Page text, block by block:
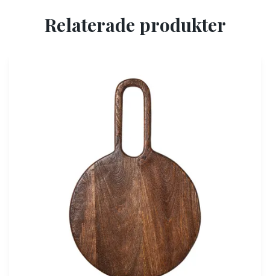
Relaterade produkter